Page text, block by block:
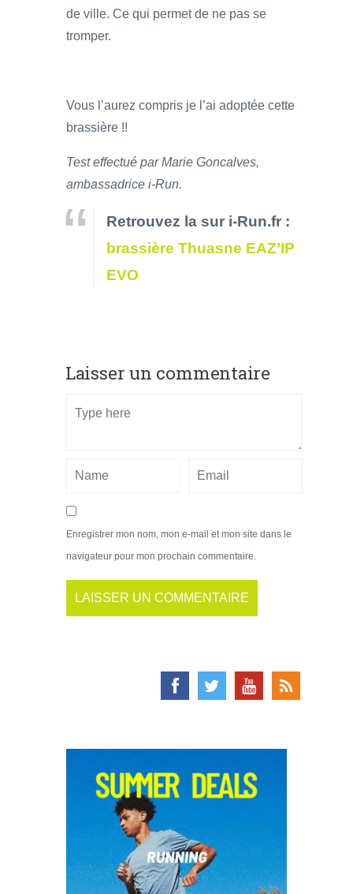
de ville. Ce qui permet de ne pas se
tromper.
Vous l’aurez compris je l’ai adoptée cette
brassière !!
Test effectué par Marie Goncalves,
ambassadrice i-Run.
Retrouvez la sur i-Run.fr :
brassière Thuasne EAZ’IP
EVO
Laisser un commentaire
Enregistrer mon nom, mon e-mail et mon site dans le
navigateur pour mon prochain commentaire.